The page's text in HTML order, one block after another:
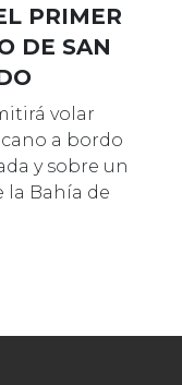
PRIMER
DE SAN
volar
a bordo
y sobre un
la Bahía de